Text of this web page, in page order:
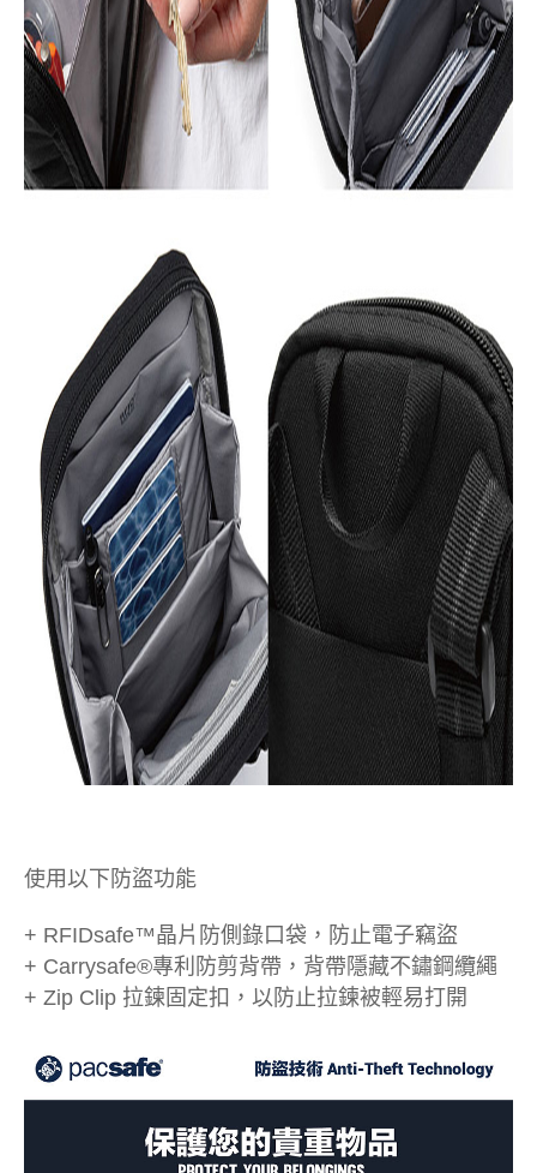
使用以下防盜功能
+ RFIDsafe™晶片防側錄口袋，防止電子竊盜
+ Carrysafe®專利防剪背帶，背帶隱藏不鏽鋼纜繩
+ Zip Clip 拉鍊固定扣，以防止拉鍊被輕易打開